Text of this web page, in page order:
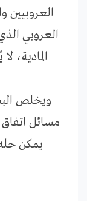
العروبيين
العروبي
المادية،
ويخلص
مسائل
يمكن